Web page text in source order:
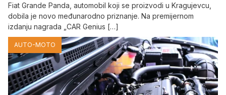
Fiat Grande Panda, automobil koji se proizvodi u Kragujevcu,
dobila je novo međunarodno priznanje. Na premijernom
izdanju nagrada „CAR Genius […]
AUTO-MOTO